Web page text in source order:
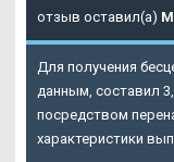
отзыв оставил(а)
Для получения
данным, составил
посредством
характеристики